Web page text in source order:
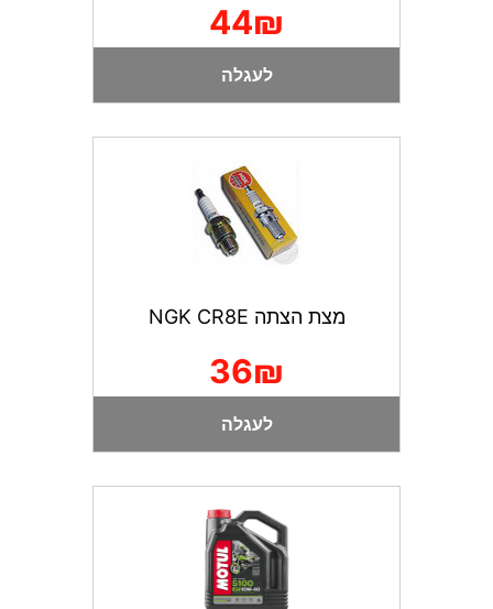
44₪
לעגלה
מצת הצתה NGK CR8E
36₪
לעגלה